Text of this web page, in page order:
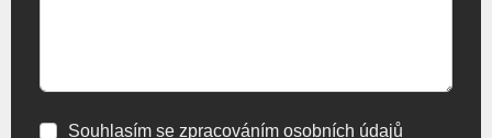
Souhlasím se zpracováním osobních údajů